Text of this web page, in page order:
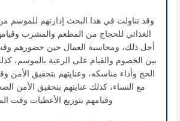
وقد تناولت في هذا البحث إدارتهم للموسم
الغذائي للحجاج من المطعم والمشرب
أجل ذلك، ومحاسبة العمال حين حضورهم
بين الخصوم والقيام على الرعية بالموسم،
الحج وأداء مناسكه، وعنايتهم بتحقيق
مع النساء، كذلك عنايتهم بتحقيق الأمن
وقيامهم بتوزيع الأعطيات وقت